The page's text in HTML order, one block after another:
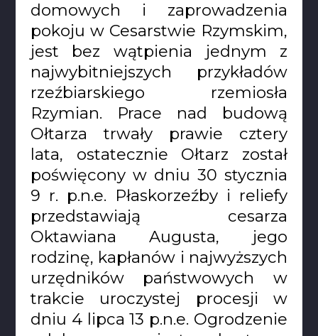
domowych i zaprowadzenia
pokoju w Cesarstwie Rzymskim,
jest bez wątpienia jednym z
najwybitniejszych przykładów
rzeźbiarskiego rzemiosła
Rzymian. Prace nad budową
Ołtarza trwały prawie cztery
lata, ostatecznie Ołtarz został
poświęcony w dniu 30 stycznia
9 r. p.n.e. Płaskorzeźby i reliefy
przedstawiają cesarza
Oktawiana Augusta, jego
rodzinę, kapłanów i najwyższych
urzędników państwowych w
trakcie uroczystej procesji w
dniu 4 lipca 13 p.n.e. Ogrodzenie